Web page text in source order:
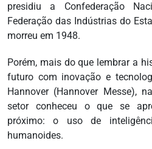
presidiu a Confederação
Federação das Indústrias do
morreu em 1948.
Porém, mais do que lembrar a
futuro com inovação e
Hannover (Hannover Messe),
setor conheceu o que se
próximo: o uso de
humanoides.